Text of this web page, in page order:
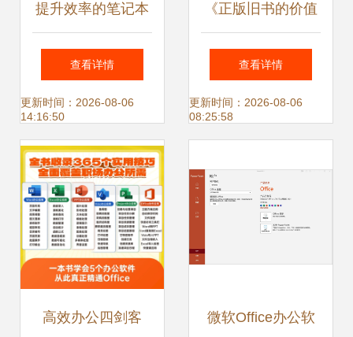
提升效率的笔记本
6款让iPad学习办
公事半功倍的实用
软件
查看详情
更新时间：2026-08-06
14:16:50
《正版旧书的价值
办公软件应用
Office 2010（第4
查看详情
更新时间：2026-08-06
08:25:58
高效办公四剑客 微软Office办公软